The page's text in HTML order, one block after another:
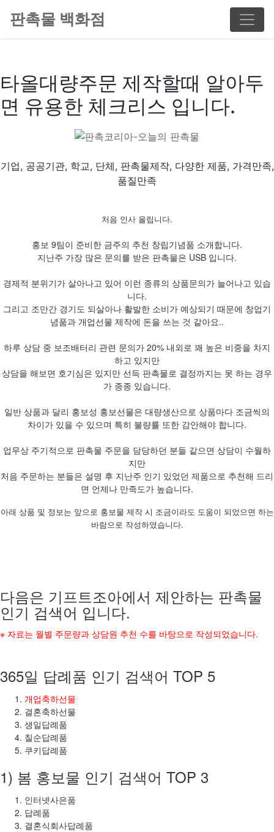
판촉물 백화점
타올대량주문 제작할때 알아두
면 유용한 체크리스 입니다.
기업, 공공기관, 학교, 단체, 판촉물제작, 다양한 제품, 가격만족,
품질만족
처음 인사 올립니다.
홍보 9팀이 준비한 금주의 추천 창립기념품 소개합니다.
지난주 가장 많은 문의를 받은 판촉물은 USB 입니다.
경제적 분위기가 살아나고 있어 이런 종류의 상품문의가 늘어나고 있습
니다.
그리고 조만간 경기도 되살아나 활발한 소비가 예상되기 때문에 창업기
념품과 개업선물 제작에 돈을 쓰는 것 같아요..
하루 상담 중 보조배터리 관련 문의가 20% 내외로 꽤 높은 비중을 차지
하고 있지만
상담을 해보면 호기심은 있지만 선득 판촉물로 결정까지는 못 하는 경우
가 종종 있습니다.
일반 상품과 달리 홍보성 홍보선물은 대량생산으로 상품마다 조금씩의
차이가 있을 수 있으며 특히 불량률 또한 감안해야 합니다.
업무상 주기적으로 판촉물 주문을 담당하던 분들 같으면 상담이 수월하
지만
처음 주문하는 분들은 설명 후 지난주 인기 있었던 제품으로 추천해 드리
면 언제나 만족도가 높습니다.
아래 상품 및 정보는 앞으로 홍보물 제작 시 조금이라도 도움이 되었으면 하는
바람으로 작성하였습니다.
다음은 기프트조아에서 제안하는 판촉물
인기 검색어 입니다.
※ 자료는 월별 주문량과 상담원 추천 수를 바탕으로 작성되었습니다.
365일 답례품 인기 검색어 TOP 5
개업축하선물
결혼축하선물
생일답례품
칠순답례품
쿠키답례품
1) 봄 홍보물 인기 검색어 TOP 3
인터넷사은품
답례품
결혼식회사답례품